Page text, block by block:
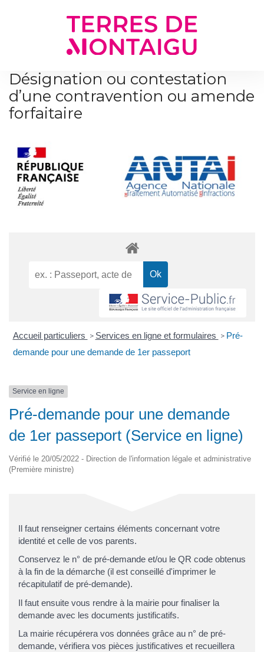
Désignation ou contestation
d’une contravention ou amende
forfaitaire
Accueil particuliers > Services en ligne et formulaires > Pré-
demande pour une demande de 1er passeport
Service en ligne
Pré-demande pour une demande
de 1er passeport (Service en ligne)
Vérifié le 20/05/2022 - Direction de l'information légale et administrative
(Première ministre)
Il faut renseigner certains éléments concernant votre
identité et celle de vos parents.
Conservez le n° de pré-demande et/ou le QR code obtenus
à la fin de la démarche (il est conseillé d'imprimer le
récapitulatif de pré-demande).
Il faut ensuite vous rendre à la mairie pour finaliser la
demande avec les documents justificatifs.
La mairie récupérera vos données grâce au n° de pré-
demande, vérifiera vos pièces justificatives et recueillera